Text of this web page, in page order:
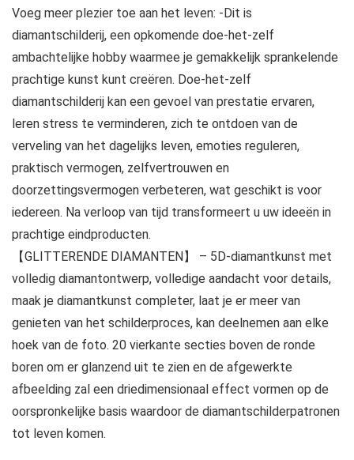
Voeg meer plezier toe aan het leven: -Dit is
diamantschilderij, een opkomende doe-het-zelf
ambachtelijke hobby waarmee je gemakkelijk sprankelende
prachtige kunst kunt creëren. Doe-het-zelf
diamantschilderij kan een gevoel van prestatie ervaren,
leren stress te verminderen, zich te ontdoen van de
verveling van het dagelijks leven, emoties reguleren,
praktisch vermogen, zelfvertrouwen en
doorzettingsvermogen verbeteren, wat geschikt is voor
iedereen. Na verloop van tijd transformeert u uw ideeën in
prachtige eindproducten.
【GLITTERENDE DIAMANTEN】 – 5D-diamantkunst met
volledig diamantontwerp, volledige aandacht voor details,
maak je diamantkunst completer, laat je er meer van
genieten van het schilderproces, kan deelnemen aan elke
hoek van de foto. 20 vierkante secties boven de ronde
boren om er glanzend uit te zien en de afgewerkte
afbeelding zal een driedimensionaal effect vormen op de
oorspronkelijke basis waardoor de diamantschilderpatronen
tot leven komen.